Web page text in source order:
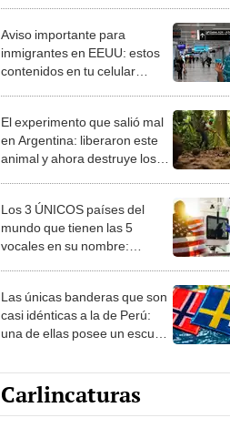
Aviso importante para
inmigrantes en EEUU: estos
contenidos en tu celular
El experimento que salió mal
en Argentina: liberaron este
animal y ahora destruye los
Los 3 ÚNICOS países del
mundo que tienen las 5
vocales en su nombre:
Las únicas banderas que son
casi idénticas a la de Perú:
una de ellas posee un escudo
Carlincaturas